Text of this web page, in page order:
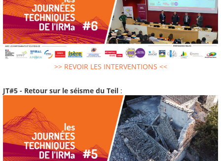
>> REVOIR LES INTERVENTIONS <<
JT#5 - Retour sur le séisme du Teil :